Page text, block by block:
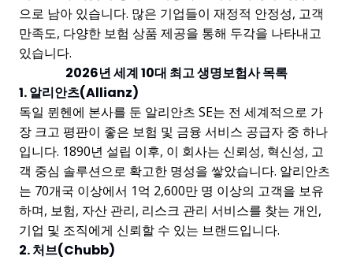
으로 남아 있습니다. 많은 기업들이 재정적 안정성, 고객
만족도, 다양한 보험 상품 제공을 통해 두각을 나타내고
있습니다.
2026년 세계 10대 최고 생명보험사 목록
1. 알리안츠(Allianz)
독일 뮌헨에 본사를 둔 알리안츠 SE는 전 세계적으로 가
장 크고 평판이 좋은 보험 및 금융 서비스 공급자 중 하나
입니다. 1890년 설립 이후, 이 회사는 신뢰성, 혁신성, 고
객 중심 솔루션으로 확고한 명성을 쌓았습니다. 알리안츠
는 70개국 이상에서 1억 2,600만 명 이상의 고객을 보유
하며, 보험, 자산 관리, 리스크 관리 서비스를 찾는 개인,
기업 및 조직에게 신뢰할 수 있는 브랜드입니다.
2. 처브(Chubb)